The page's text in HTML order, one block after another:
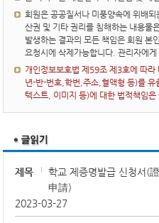
회원은 공공질서나 미풍양속에 위배
산권 및 기타 권리를 침해하는 내용물
발생하는 결과의 모든 책임은 회원 본
요청시에 삭제가능합니다. 관리자에게
개인정보보호법 제59조 제3호에 따
년-반-번호,학번,주소,혈액형 등)를 유
텍스트, 이미지 등)에 대한 법적책임은
제목
학교 제증명발급 신청서(
申請)
2023-03-27